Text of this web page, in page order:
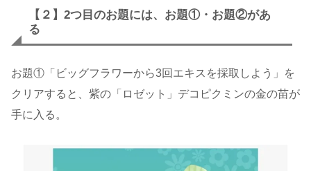
【２】2つ目のお題には、お題①・お題②があ
る
お題①「ビッグフラワーから3回エキスを採取しよう」を
クリアすると、紫の「ロゼット」デコピクミンの金の苗が
手に入る。